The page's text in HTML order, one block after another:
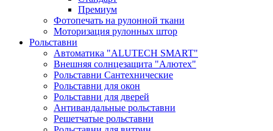
Премиум
Фотопечать на рулонной ткани
Моторизация рулонных штор
Рольставни
Автоматика "ALUTECH SMART"
Внешняя солнцезащита "Алютех"
Рольставни Сантехнические
Рольставни для окон
Рольставни для дверей
Антивандальные рольставни
Решетчатые рольставни